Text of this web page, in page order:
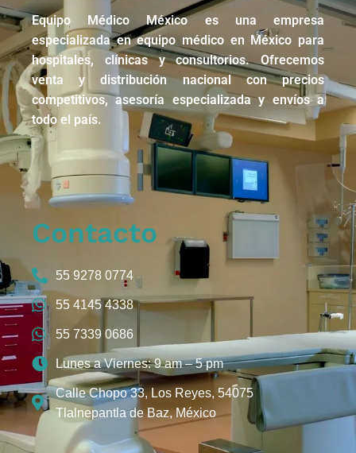
Equipo Médico México es una empresa
especializada en equipo médico en México para
hospitales, clínicas y consultorios. Ofrecemos
venta y distribución nacional con precios
competitivos, asesoría especializada y envíos a
todo el país.
Contacto
55 9278 0774
55 4145 4338
55 7339 0686
Lunes a Viernes: 9 am – 5 pm
Calle Chopo 33, Los Reyes, 54075
Tlalnepantla de Baz, México